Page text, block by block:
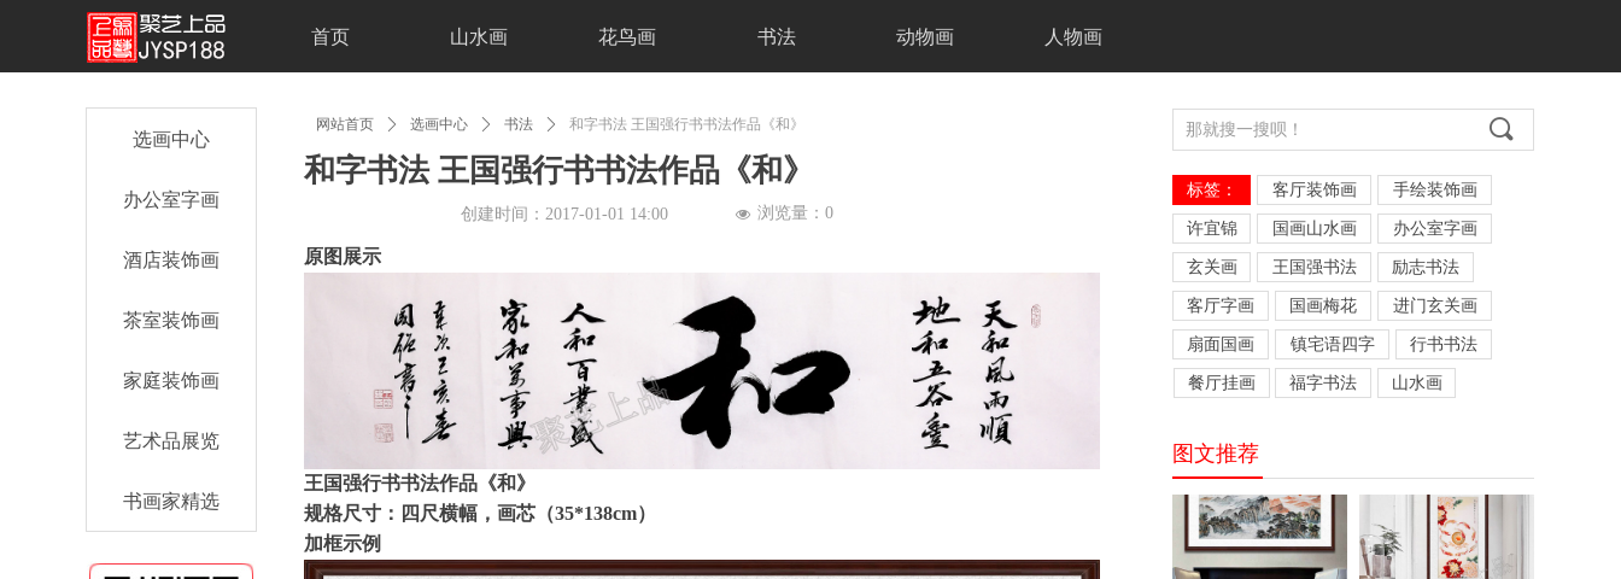
首页 山水画 花鸟画 书法 动物画 人物画
끠
标签：
许宜锦
玄关画
客厅字画
扇面国画
餐厅挂画
客厅装饰画 手绘装饰画
国画山水画 办公室字画
王国强书法
镇宅语四字
福字书法
国画梅花
励志书法
行书书法
进门玄关画
山水画
图文推荐
创建时间： 2017-01-01 14:00 넶 浏览量： 0
原图展示
王国强行书书法作品《和》
规格尺寸：四尺横幅，画芯（35*138cm）
加框示例
和字书法 王国强行书书法作品《和》
网站首页 ꄲ 选画中心 ꄲ 书法 ꄲ 和字书法 王国强行书书法作品《和》
选画中心
办公室字画
酒店装饰画
茶室装饰画
家庭装饰画
艺术品展览
书画家精选